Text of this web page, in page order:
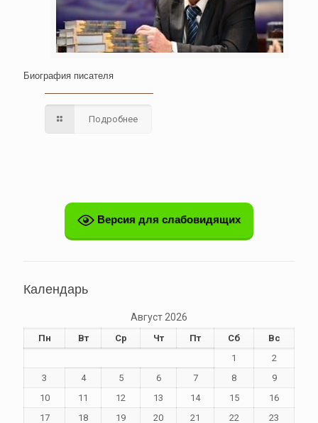
Биография писателя
Подробнее
Версия для слабовидящих
Календарь
Август 2026
Пн Вт Ср Чт Пт Сб
Вс
1
2
3
4 5 6 7 8
9
10
11 12 13 14 15
16
17
18 19 20 21 22 23